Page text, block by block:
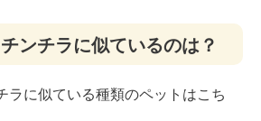
ンチラに似ているのは？
ラに似ている種類のペットはこち